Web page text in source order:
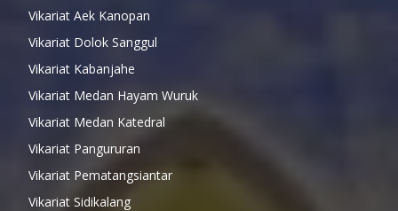
Vikariat Aek Kanopan
Vikariat Dolok Sanggul
Vikariat Kabanjahe
Vikariat Medan Hayam Wuruk
Vikariat Medan Katedral
Vikariat Pangururan
Vikariat Pematangsiantar
Vikariat Sidikalang